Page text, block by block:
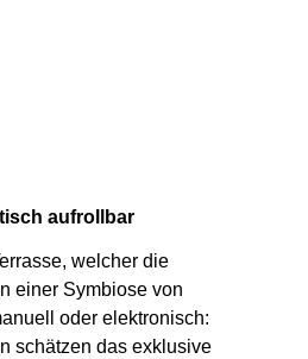
aufrollbar
welcher die
einer Symbiose von
oder elektronisch:
schätzen das exklusive